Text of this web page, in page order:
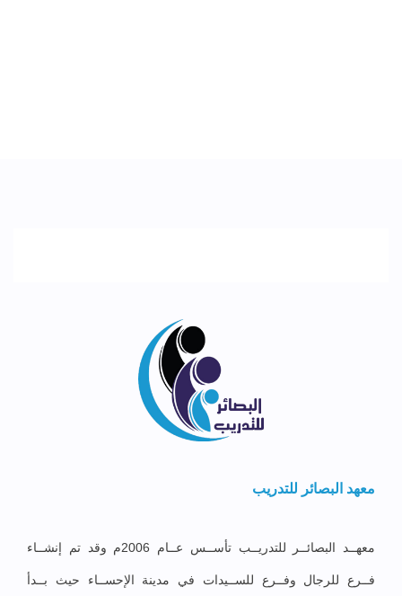
معهد البصائر للتدريب
معهــد البصائــر للتدريــب تأســس عــام 2006م وقد تم إنشــاء
فــرع للرجال وفــرع للســيدات في مدينة الإحســاء حيث بــدأ